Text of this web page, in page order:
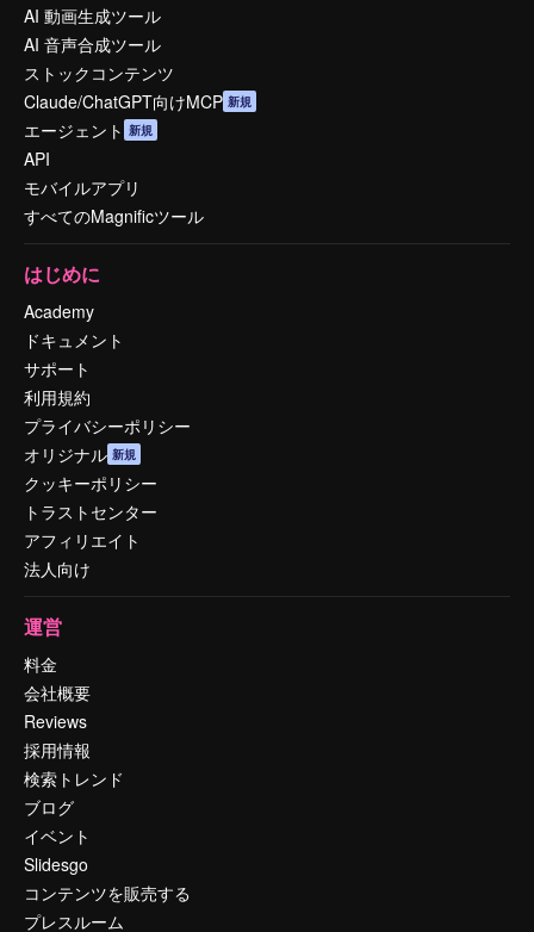
AI 動画生成ツール
AI 音声合成ツール
ストックコンテンツ
Claude/ChatGPT向けMCP 新規
エージェント 新規
API
モバイルアプリ
すべてのMagnificツール
はじめに
Academy
ドキュメント
サポート
利用規約
プライバシーポリシー
オリジナル 新規
クッキーポリシー
トラストセンター
アフィリエイト
法人向け
運営
料金
会社概要
Reviews
採用情報
検索トレンド
ブログ
イベント
Slidesgo
コンテンツを販売する
プレスルーム